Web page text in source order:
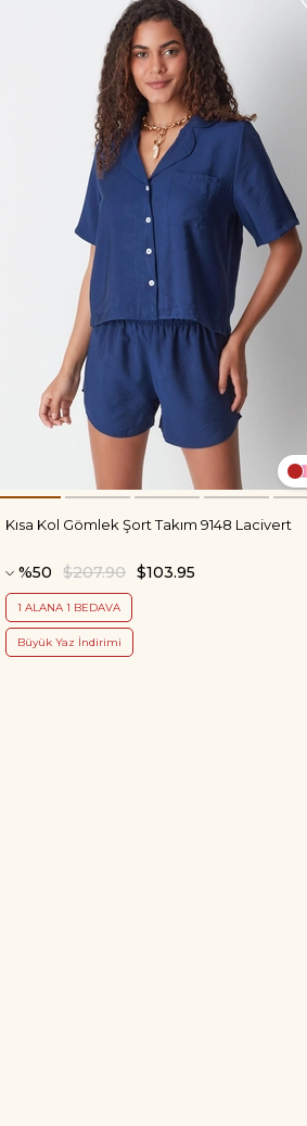
Kısa Kol Gömlek Şort Takım 9148 Lacivert
%50 $103.95
$207.90
1 ALANA 1 BEDAVA
Büyük Yaz İndirimi